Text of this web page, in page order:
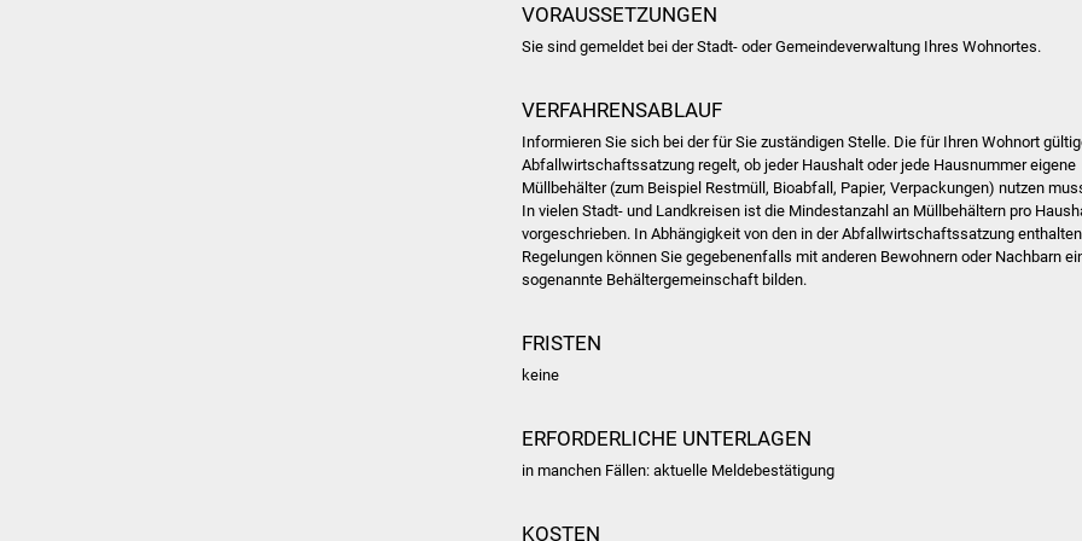
VORAUSSETZUNGEN
Sie sind gemeldet bei der Stadt- oder Gemeindeverwaltung Ihres Wohnortes.
VERFAHRENSABLAUF
Informieren Sie sich bei der für Sie zuständigen Stelle. Die für Ihren Wohnort
Abfallwirtschaftssatzung regelt, ob jeder Haushalt oder jede Hausnummer eigene
Müllbehälter(zum Beispiel Restmüll, Bioabfall, Papier, Verpackungen) nutzen
In vielen Stadt- und Landkreisen ist die Mindestanzahl an Müllbehältern pro
vorgeschrieben. In Abhängigkeit von den in der Abfallwirtschaftssatzung
Regelungen können Sie gegebenenfalls mit anderen Bewohnern oder Nachbarn
sogenannte Behältergemeinschaft bilden.
FRISTEN
keine
ERFORDERLICHE UNTERLAGEN
in manchen Fällen: aktuelle Meldebestätigung
KOSTEN